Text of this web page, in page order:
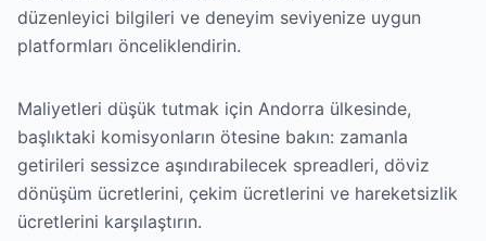
düzenleyici bilgileri ve deneyim seviyenize uygun
platformları önceliklendirin.
Maliyetleri düşük tutmak için Andorra ülkesinde,
başlıktaki komisyonların ötesine bakın: zamanla
getirileri sessizce aşındırabilecek spreadleri, döviz
dönüşüm ücretlerini, çekim ücretlerini ve hareketsizlik
ücretlerini karşılaştırın.